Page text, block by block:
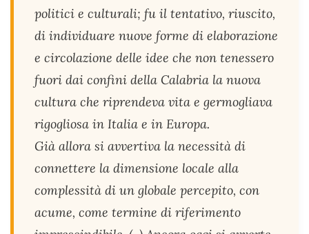
politici e culturali; fu il tentativo, riuscito,
di individuare nuove forme di elaborazione
e circolazione delle idee che non tenessero
fuori dai confini della Calabria la nuova
cultura che riprendeva vita e germogliava
rigogliosa in Italia e in Europa.
Già allora si avvertiva la necessità di
connettere la dimensione locale alla
complessità di un globale percepito, con
acume, come termine di riferimento